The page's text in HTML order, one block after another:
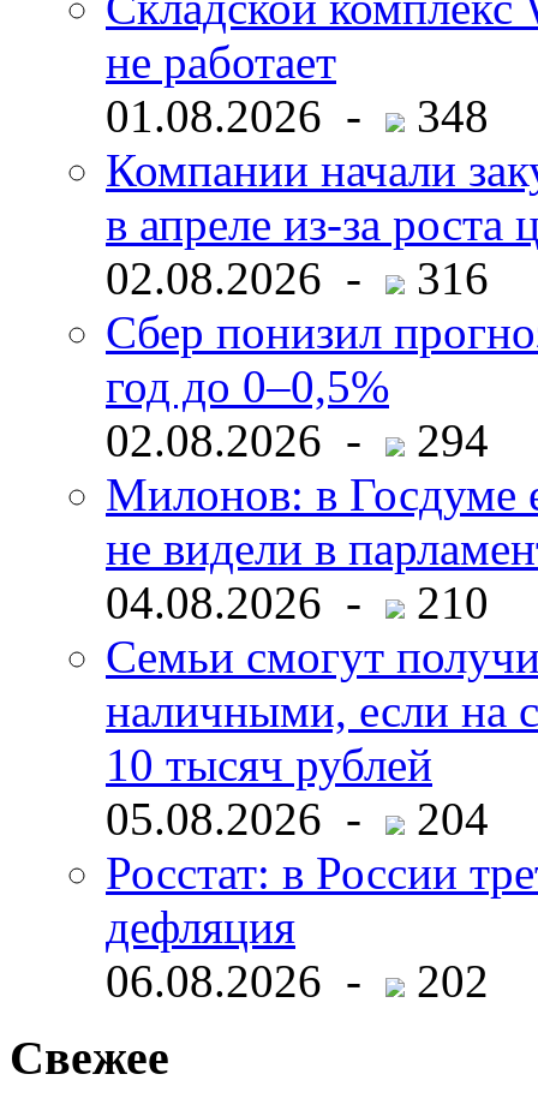
не работает
01.08.2026 -
348
Компании начали
в апреле из-за роста
02.08.2026 -
316
Сбер понизил
год до 0–0,5%
02.08.2026 -
294
Милонов: в Госдуме
не видели в
04.08.2026 -
210
Семьи смогут
наличными, если на
10 тысяч рублей
05.08.2026 -
204
Росстат: в России
дефляция
06.08.2026 -
202
Свежее